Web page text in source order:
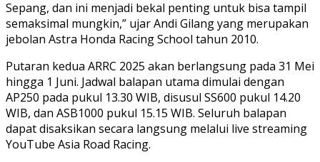
Sepang, dan ini menjadi bekal penting untuk bisa tampil
semaksimal mungkin,” ujar Andi Gilang yang merupakan
jebolan Astra Honda Racing School tahun 2010.
Putaran kedua ARRC 2025 akan berlangsung pada 31 Mei
hingga 1 Juni. Jadwal balapan utama dimulai dengan
AP250 pada pukul 13.30 WIB, disusul SS600 pukul 14.20
WIB, dan ASB1000 pukul 15.15 WIB. Seluruh balapan
dapat disaksikan secara langsung melalui live streaming
YouTube Asia Road Racing.